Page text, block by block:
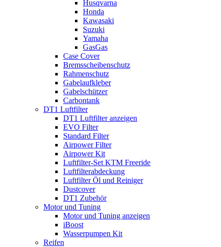
Husqvarna
Honda
Kawasaki
Suzuki
Yamaha
GasGas
Case Cover
Bremsscheibenschutz
Rahmenschutz
Gabelaufkleber
Gabelschützer
Carbontank
DT1 Luftfilter
DT1 Luftfilter anzeigen
EVO Filter
Standard Filter
Airpower Filter
Airpower Kit
Luftfilter-Set KTM Freeride
Luftfilterabdeckung
Luftfilter Öl und Reiniger
Dustcover
DT1 Zubehör
Motor und Tuning
Motor und Tuning anzeigen
iBoost
Wasserpumpen Kit
Reifen